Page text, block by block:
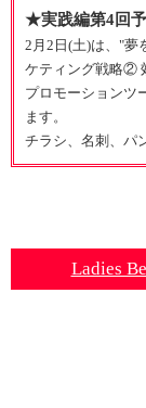
★実践編第4回
2月2日(土)は、"夢
ケティング戦略②
プロモーションツ
ます。
チラシ、名刺、パ
Ladies